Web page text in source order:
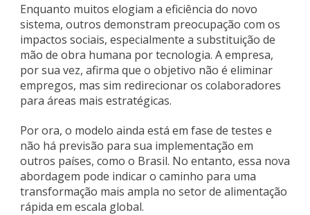
Enquanto muitos elogiam a eficiência do novo
sistema, outros demonstram preocupação com os
impactos sociais, especialmente a substituição de
mão de obra humana por tecnologia. A empresa,
por sua vez, afirma que o objetivo não é eliminar
empregos, mas sim redirecionar os colaboradores
para áreas mais estratégicas.
Por ora, o modelo ainda está em fase de testes e
não há previsão para sua implementação em
outros países, como o Brasil. No entanto, essa nova
abordagem pode indicar o caminho para uma
transformação mais ampla no setor de alimentação
rápida em escala global.